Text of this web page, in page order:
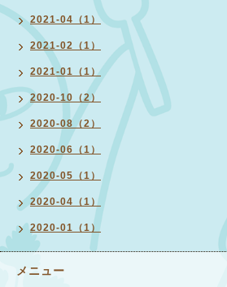
2021-04（1）
2021-02（1）
2021-01（1）
2020-10（2）
2020-08（2）
2020-06（1）
2020-05（1）
2020-04（1）
2020-01（1）
メニュー